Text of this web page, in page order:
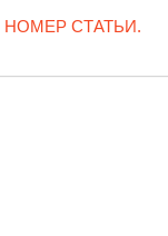
СТАТЬИ.